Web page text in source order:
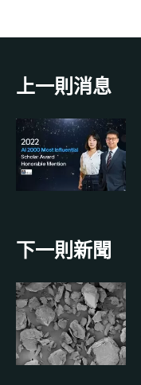
上一則消息
下一則新聞